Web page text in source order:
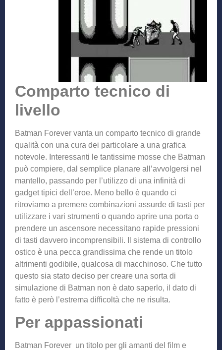
Comparto tecnico di
livello
Batman Forever vanta un comparto tecnico di grande
qualità con una cura dei particolare a una grafica
notevole. Interessanti le tantissime mosse che Batman
può compiere, dal semplice planare all’avvolgersi nel
mantello, passando per l’utilizzo di una infinità di
gadget tipici dell’eroe. Meno bello è quando ci
ritroviamo a premere combinazioni assurde di tasti per
utilizzare i vari strumenti o quando aprire una porta o
prendere un ascensore necessitano rapide pressioni
di tasti davvero incomprensibili. Il sistema di controllo
ostico è una pecca grandissima che rende un titolo
altrimenti godibile, qualcosa di macchinoso. Che tutto
questo sia stato deciso per creare una sorta di
simulazione di Batman non è dato saperlo, il dato di
fatto è però l’estrema difficoltà che ne risulta.
Per appassionati
Batman Forever un titolo per gli amanti del film e